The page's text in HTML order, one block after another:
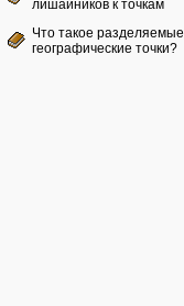
лишайников к точкам
Что такое разделяемые
географические точки?